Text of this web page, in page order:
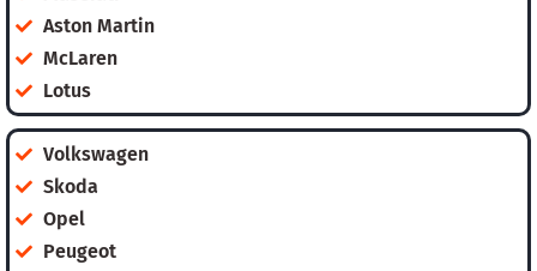
Aston Martin
McLaren
Lotus
Volkswagen
Skoda
Opel
Peugeot